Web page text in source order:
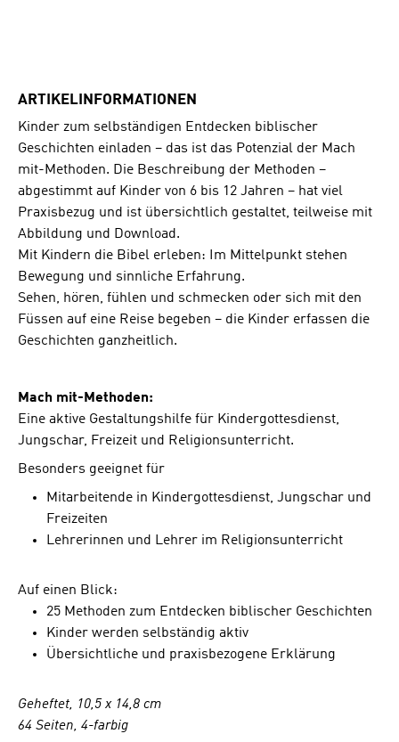
ARTIKELINFORMATIONEN
Kinder zum selbständigen Entdecken biblischer
Geschichten einladen – das ist das Potenzial der Mach
mit-Methoden. Die Beschreibung der Methoden –
abgestimmt auf Kinder von 6 bis 12 Jahren – hat viel
Praxisbezug und ist übersichtlich gestaltet, teilweise mit
Abbildung und Download.
Mit Kindern die Bibel erleben: Im Mittelpunkt stehen
Bewegung und sinnliche Erfahrung.
Sehen, hören, fühlen und schmecken oder sich mit den
Füssen auf eine Reise begeben – die Kinder erfassen die
Geschichten ganzheitlich.
Mach mit-Methoden:
Eine aktive Gestaltungshilfe für Kindergottesdienst,
Jungschar, Freizeit und Religionsunterricht.
Besonders geeignet für
Mitarbeitende in Kindergottesdienst, Jungschar und
Freizeiten
Lehrerinnen und Lehrer im Religionsunterricht
Auf einen Blick:
25 Methoden zum Entdecken biblischer Geschichten
Kinder werden selbständig aktiv
Übersichtliche und praxisbezogene Erklärung
Geheftet, 10,5 x 14,8 cm
64 Seiten, 4-farbig